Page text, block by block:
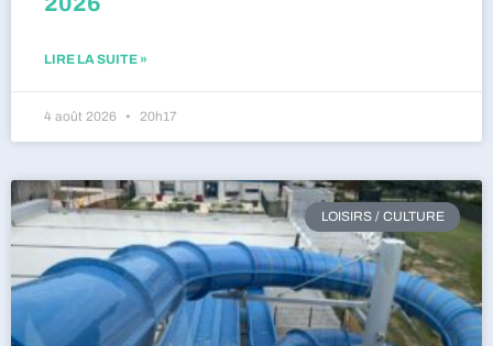
LIRE LA SUITE »
4 août 2026 20h17
LOISIRS / CULTURE